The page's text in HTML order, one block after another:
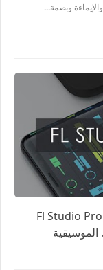
وبصمة...
اذا كنت من محبي الموسيقى حمل تطبيق .. Fl Studio Pro